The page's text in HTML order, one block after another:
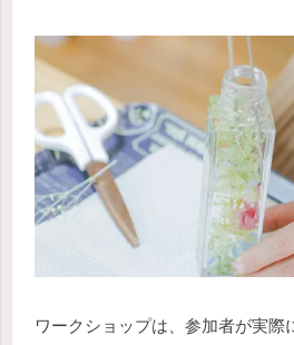
ワークショップは、参加者が実際